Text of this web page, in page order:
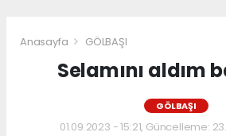
Anasayfa GÖLBAŞI
Selamını aldım
GÖLBAŞI
01.09.2023 - 15:21, Güncelleme: